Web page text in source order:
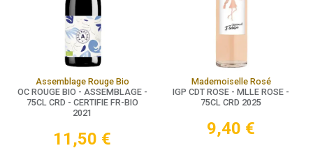
Assemblage Rouge Bio
OC ROUGE BIO - ASSEMBLAGE -
75CL CRD - CERTIFIE FR-BIO
2021
11,50 €
Mademoiselle Rosé
IGP CDT ROSE - MLLE ROSE -
75CL CRD 2025
9,40 €